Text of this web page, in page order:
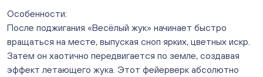
В наличии
Сталеваров 5(ЦВЕТЫ) (г. Челябинск, ул. Сталеваров
5/3)
ежедневно с 10:00 до 20:00
Нет в наличии
Особенности:
После поджигания «Весёлый жук» начинает быстро
вращаться на месте, выпуская сноп ярких, цветных искр.
Затем он хаотично передвигается по земле, создавая
эффект летающего жука. Этот фейерверк абсолютно